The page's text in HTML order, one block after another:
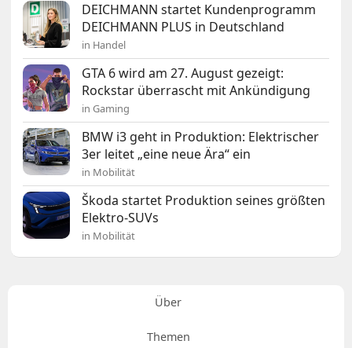
DEICHMANN startet Kundenprogramm
DEICHMANN PLUS in Deutschland
in Handel
GTA 6 wird am 27. August gezeigt:
Rockstar überrascht mit Ankündigung
in Gaming
BMW i3 geht in Produktion: Elektrischer
3er leitet „eine neue Ära“ ein
in Mobilität
Škoda startet Produktion seines größten
Elektro-SUVs
in Mobilität
Über
Themen